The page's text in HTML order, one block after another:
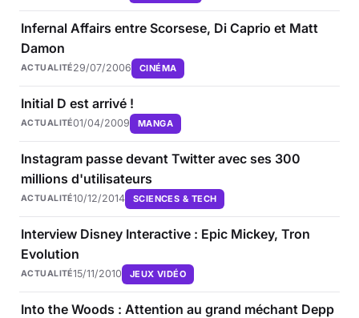
Infernal Affairs entre Scorsese, Di Caprio et Matt
Damon
ACTUALITÉ29/07/2006 CINÉMA
Initial D est arrivé !
ACTUALITÉ01/04/2009 MANGA
Instagram passe devant Twitter avec ses 300
millions d'utilisateurs
ACTUALITÉ10/12/2014 SCIENCES & TECH
Interview Disney Interactive : Epic Mickey, Tron
Evolution
ACTUALITÉ15/11/2010 JEUX VIDÉO
Into the Woods : Attention au grand méchant Depp